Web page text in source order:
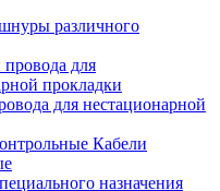
различного
для нестационарной
Кабели